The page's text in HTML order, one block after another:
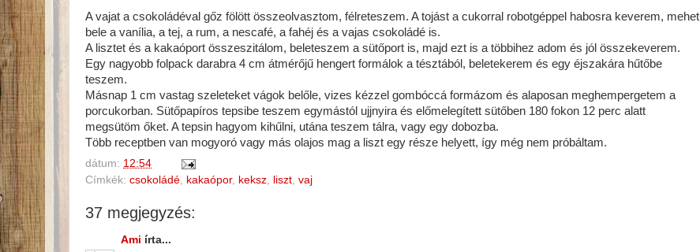
A vajat a csokoládéval gőz fölött összeolvasztom, félreteszem. A tojást a cukorral robotgéppel habosra keverem, mehet
bele a vanília, a tej, a rum, a nescafé, a fahéj és a vajas csokoládé is.
A lisztet és a kakaóport összeszitálom, beleteszem a sütőport is, majd ezt is a többihez adom és jól összekeverem.
Egy nagyobb folpack darabra 4 cm átmérőjű hengert formálok a tésztából, beletekerem és egy éjszakára hűtőbe
teszem.
Másnap 1 cm vastag szeleteket vágok belőle, vizes kézzel gombóccá formázom és alaposan meghempergetem a
porcukorban. Sütőpapíros tepsibe teszem egymástól ujjnyira és előmelegített sütőben 180 fokon 12 perc alatt
megsütöm őket. A tepsin hagyom kihűlni, utána teszem tálra, vagy egy dobozba.
Több receptben van mogyoró vagy más olajos mag a liszt egy része helyett, így még nem próbáltam.
dátum: 12:54
Címkék: csokoládé, kakaópor, keksz, liszt, vaj
37 megjegyzés:
Ami írta...